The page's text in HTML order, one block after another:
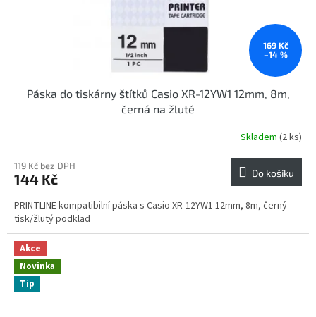
169 Kč
–14 %
Páska do tiskárny štítků Casio XR-12YW1 12mm, 8m,
černá na žluté
Skladem (2 ks)
119 Kč bez DPH
144 Kč Do košíku
PRINTLINE kompatibilní páska s Casio XR-12YW1 12mm, 8m, černý
tisk/žlutý podklad
Akce
Novinka
Tip